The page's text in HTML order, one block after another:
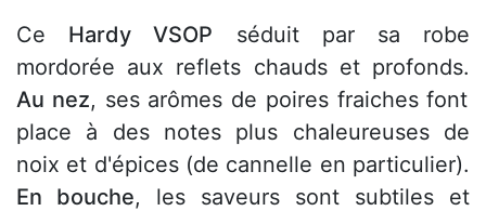
Ce Hardy VSOP séduit par sa robe
mordorée aux reflets chauds et profonds.
Au nez, ses arômes de poires fraiches font
place à des notes plus chaleureuses de
noix et d'épices (de cannelle en particulier).
En bouche, les saveurs sont subtiles et